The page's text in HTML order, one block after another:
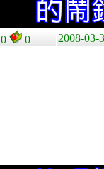
0 0 2008-03-